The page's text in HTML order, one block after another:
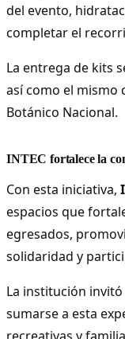
del evento,
completar el
La entrega de kits
así como el mismo
Botánico Nacional.
INTEC fortalece la
Con esta iniciativa,
espacios que
egresados,
solidaridad y
La institución
sumarse a esta